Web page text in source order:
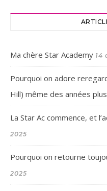
Ma chère Star Academy 14
Pourquoi on adore
Hill) même des années
La Star Ac commence, et
2025
Pourquoi on retourne
2025